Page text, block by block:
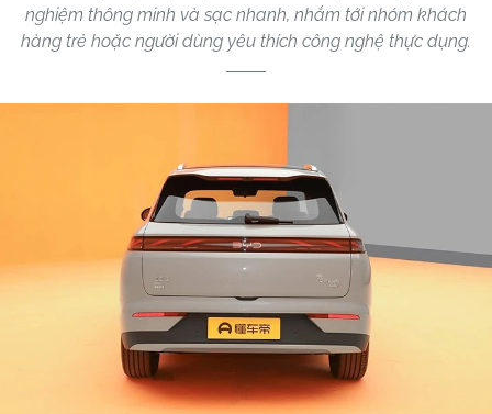
nghiệm thông minh và sạc nhanh, nhắm tới nhóm khách
hàng trẻ hoặc người dùng yêu thích công nghệ thực dụng.